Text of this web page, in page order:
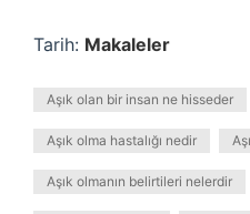
Tarih: Makaleler
Aşık olan bir insan ne hisseder
Aşık olma hastalığı nedir
Aşık olmanın belirtileri nelerdir